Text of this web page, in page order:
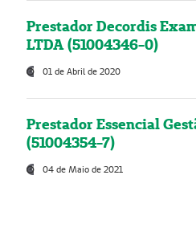
Prestador Decordis
LTDA (51004346-0)
01 de Abril de 2020
Prestador Essencial
(51004354-7)
04 de Maio de 2021